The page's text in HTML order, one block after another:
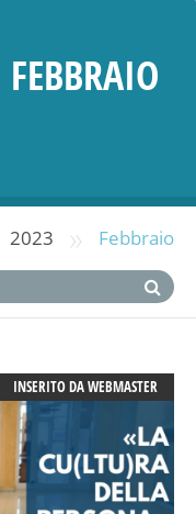
FEBBRAIO
2023 » Febbraio
INSERITO DAWEBMASTER